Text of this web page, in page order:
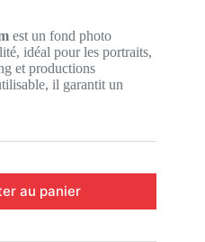
est un fond photo
idéal pour les portraits,
et productions
il garantit un
au panier